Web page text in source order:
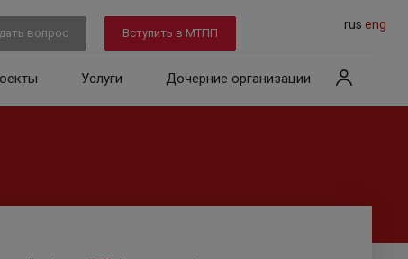
вопрос Вступить в МТПП
rus eng
Услуги Дочерние организации